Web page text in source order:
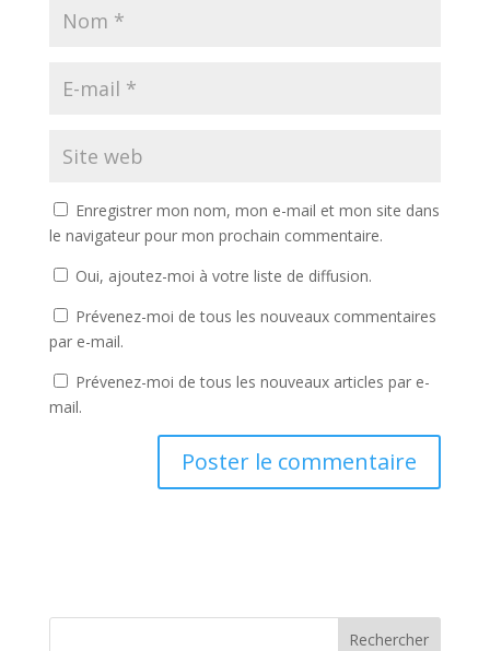
Enregistrer mon nom, mon e-mail et mon site dans
le navigateur pour mon prochain commentaire.
Oui, ajoutez-moi à votre liste de diffusion.
Prévenez-moi de tous les nouveaux commentaires
par e-mail.
Prévenez-moi de tous les nouveaux articles par e-
mail.
Rechercher